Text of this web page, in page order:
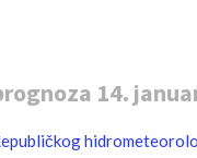
14.